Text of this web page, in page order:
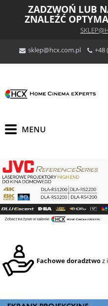
ZADZWOŃ LUB
ZNALEŹĆ
sklep@hcx.com.pl +48
Fachowe doradztwoz